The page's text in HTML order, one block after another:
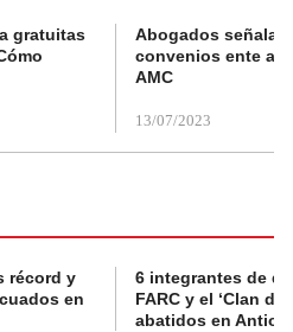
gratuitas
Abogados
convenios ente
AMC
13/07/2023
récord y
en
6 integrantes de
FARC y el ‘Clan
abatidos en